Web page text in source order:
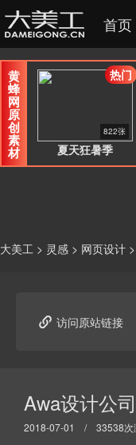
首页
黄
蜂
网
原
创
素
材 夏天狂暑季
822张
热门
大美工 > 灵感 > 网页设计 >
 访问原站链接
Awa设计公
2018-07-01 / 33538